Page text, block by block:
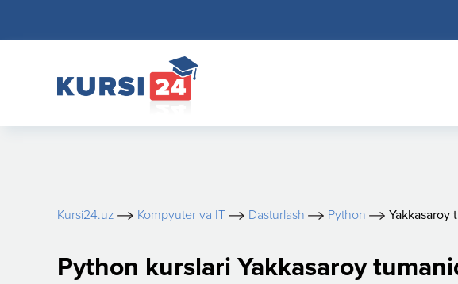
Kursi24.uz Kompyuter va IT Dasturlash Python Yakkasaroy
Python kurslari Yakkasaroy